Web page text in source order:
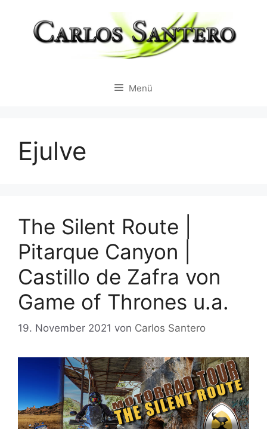
springen
Menü
Ejulve
The Silent Route |
Pitarque Canyon |
Castillo de Zafra von
Game of Thrones u.a.
19. November 2021 von Carlos Santero